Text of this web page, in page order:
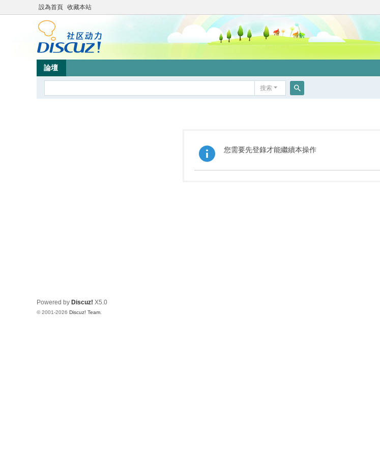
設為首頁 收藏本站
論壇
搜索
您需要先登錄才能繼續本操作
Powered by Discuz! X5.0
© 2001-2026 Discuz! Team